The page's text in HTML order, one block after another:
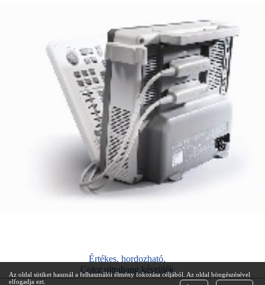
Értékes, hordozható,
Color ultrahang készülék
Az oldal sütiket használ a felhasználói élmény fokozása céljából. Az oldal böngészésével
elfogadja ezt.